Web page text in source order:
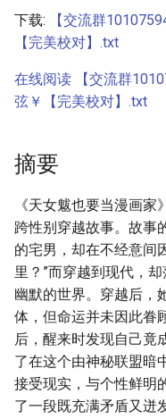
下载:
【交流群
【完美校对】.txt
在线阅读 【交流群
弦￥【完美校对】.txt
摘要
《天女魃也要当漫画
跨性别穿越故事。故事
的宅男，却在不经意间
里？”而穿越到现代，
幽默的世界。穿越后，
体，但命运并未因此眷
后，醒来时发现自己竟
了在这个由神秘联盟暗
接受现实，与个性鲜明
了一段既充满矛盾又迸